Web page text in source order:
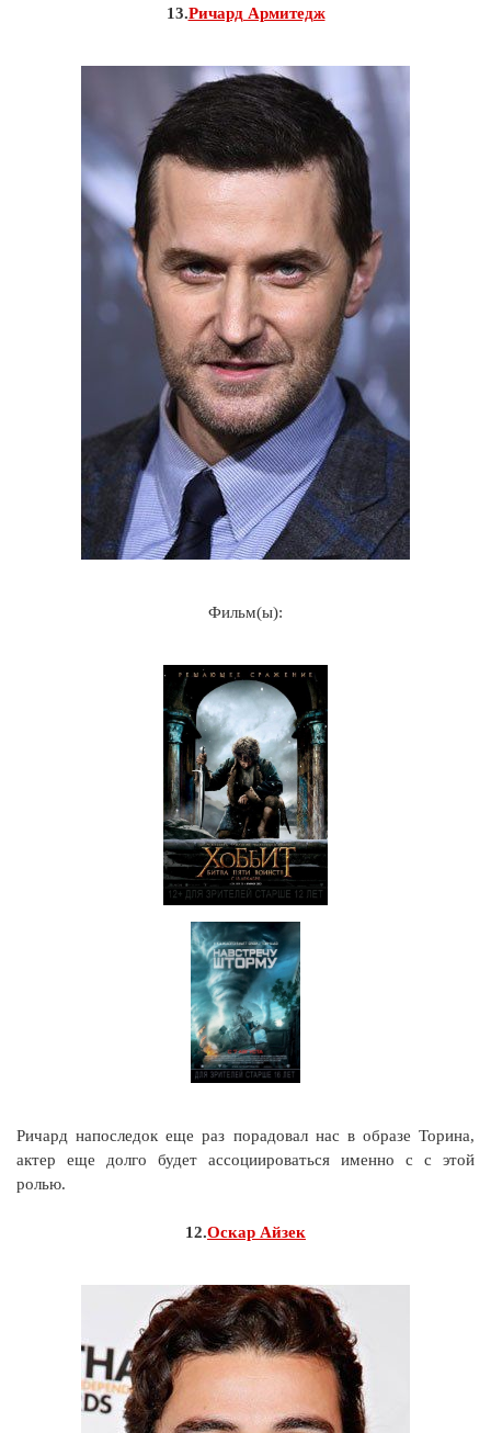
13.Ричард Армитедж
Фильм(ы):
Ричард напоследок еще раз порадовал нас в образе Торина,
актер еще долго будет ассоциироваться именно с с этой
ролью.
12.Оскар Айзек